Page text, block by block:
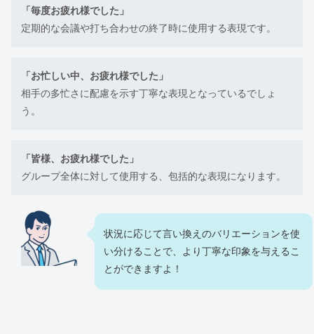
「毎度お疲れ様でした」
定期的な会議や打ち合わせの終了時に使用する表現です。
「お忙しい中、お疲れ様でした」
相手の多忙さに配慮を示す丁寧な表現となっているでしょ
う。
「皆様、お疲れ様でした」
グループ全体に対して使用する、包括的な表現になります。
状況に応じて言い換えのバリエーションを使
い分けることで、より丁寧な印象を与えるこ
とができますよ！